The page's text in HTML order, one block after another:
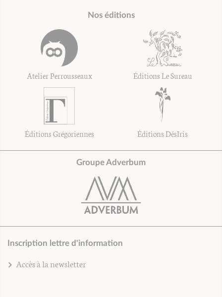
Nos éditions
Atelier Perrousseaux Éditions Le Sureau
Éditions Grégoriennes Éditions DésIris
Groupe Adverbum
Inscription lettre d'information
Accès à la newsletter